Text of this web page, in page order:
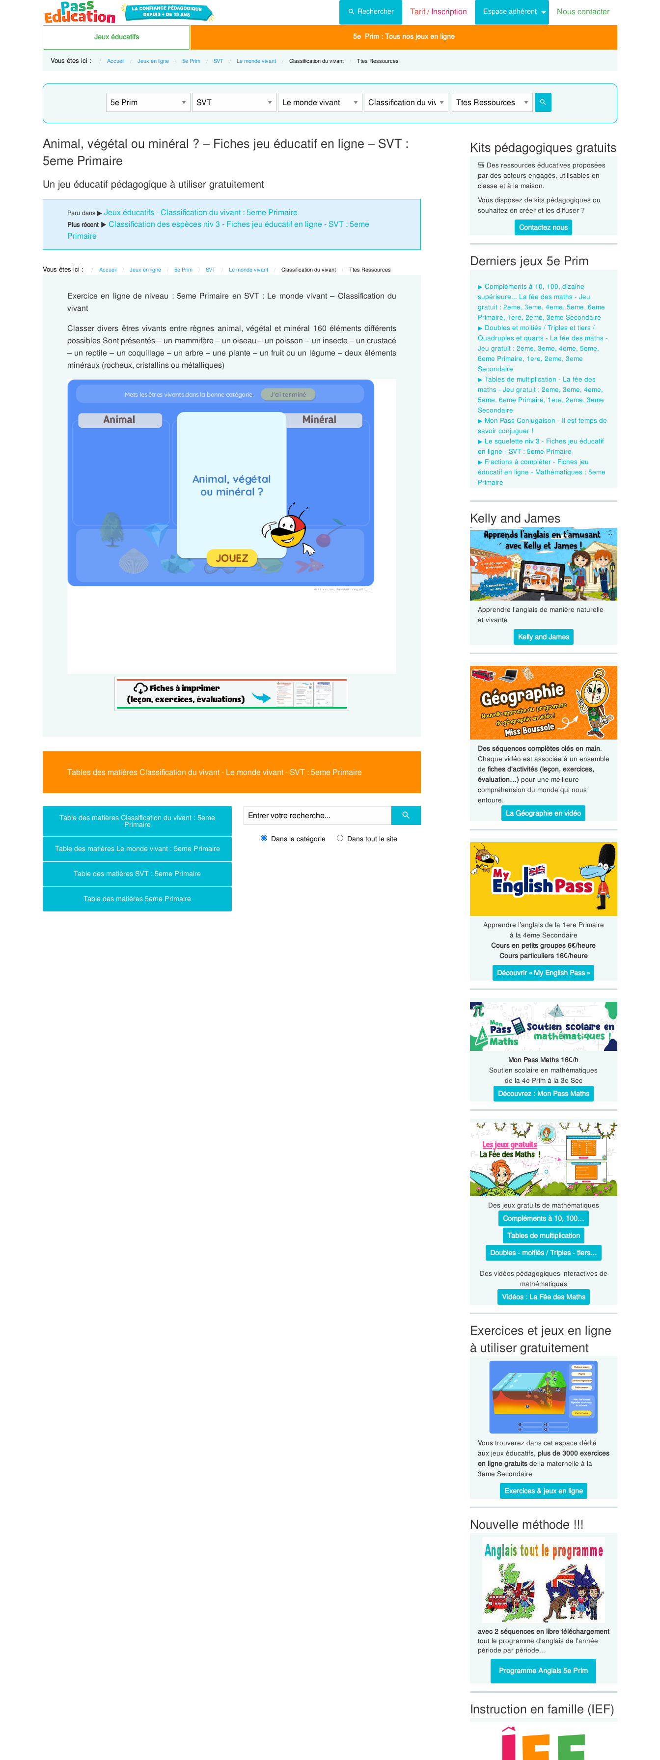
Rechercher Tarif /Inscription Espace adhérent Nous contacter
Jeux éducatifs 5e Prim : Tous nos jeux en ligne
Vous êtes ici : Accueil Jeux en ligne 5e Prim SVT Le monde vivant Current:
Classification du vivant Current:
Ttes Ressources
Animal, végétal ou minéral ? – Fiches jeu éducatif en ligne – SVT :
5eme Primaire
Un jeu éducatif pédagogique à utiliser gratuitement
Paru dans ▶ Jeux éducatifs - Classification du vivant : 5eme Primaire
Plus récent ▶ Classification des espèces niv 3 - Fiches jeu éducatif en ligne - SVT : 5eme
Primaire
Vous êtes ici : Accueil Jeux en ligne 5e Prim SVT Le monde vivant Current:
Classification du vivant Current:
Ttes Ressources
Exercice en ligne de niveau : 5eme Primaire en SVT : Le monde vivant – Classification du
vivant
Classer divers êtres vivants entre règnes animal, végétal et minéral 160 éléments différents
possibles Sont présentés – un mammifère – un oiseau – un poisson – un insecte – un crustacé
– un reptile – un coquillage – un arbre – une plante – un fruit ou un légume – deux éléments
minéraux (rocheux, cristallins ou métalliques)
Tables des matières Classification du vivant - Le monde vivant - SVT : 5eme Primaire
Table des matières Classification du vivant : 5eme
Primaire
Table des matières Le monde vivant : 5eme Primaire
Table des matières SVT : 5eme Primaire
Table des matières 5eme Primaire
Dans la catégorie Dans tout le site
Kits pédagogiques gratuits
🎒 Des ressources éducatives proposées
par des acteurs engagés, utilisables en
classe et à la maison.
Vous disposez de kits pédagogiques ou
souhaitez en créer et les diffuser ?
Contactez nous
Derniers jeux 5e Prim
Compléments à 10, 100, dizaine
supérieure... La fée des maths - Jeu
gratuit : 2eme, 3eme, 4eme, 5eme, 6eme
Primaire, 1ere, 2eme, 3eme Secondaire
Doubles et moitiés / Triples et tiers /
Quadruples et quarts - La fée des maths -
Jeu gratuit : 2eme, 3eme, 4eme, 5eme,
6eme Primaire, 1ere, 2eme, 3eme
Secondaire
Tables de multiplication - La fée des
maths - Jeu gratuit : 2eme, 3eme, 4eme,
5eme, 6eme Primaire, 1ere, 2eme, 3eme
Secondaire
Mon Pass Conjugaison - Il est temps de
savoir conjuguer !
Le squelette niv 3 - Fiches jeu éducatif
en ligne - SVT : 5eme Primaire
Fractions à compléter - Fiches jeu
éducatif en ligne - Mathématiques : 5eme
Primaire
Kelly and James
Apprendre l’anglais de manière naturelle
et vivante
Kelly and James
Des séquences complètes clés en main.
Chaque vidéo est associée à un ensemble
de fiches d'activités (leçon, exercices,
évaluation…) pour une meilleure
compréhension du monde qui nous
entoure.
La Géographie en vidéo
Apprendre l’anglais de la 1ere Primaire
à la 4eme Secondaire
Cours en petits groupes 6€/heure
Cours particuliers 16€/heure
Découvrir « My English Pass »
Mon Pass Maths 16€/h
Soutien scolaire en mathématiques
de la 4e Prim à la 3e Sec
Découvrez : Mon Pass Maths
Des jeux gratuits de mathématiques
Compléments à 10, 100…
Tables de multiplication
Doubles - moitiés / Triples - tiers…
Des vidéos pédagogiques interactives de
mathématiques
Vidéos : La Fée des Maths
Exercices et jeux en ligne
à utiliser gratuitement
Vous trouverez dans cet espace dédié
aux jeux éducatifs, plus de 3000 exercices
en ligne gratuitsde la maternelle à la
3eme Secondaire
Exercices & jeux en ligne
Nouvelle méthode !!!
avec 2 séquences en libre téléchargement
tout le programme d'anglais de l'année
période par période...
Programme Anglais 5e Prim
Instruction en famille (IEF)